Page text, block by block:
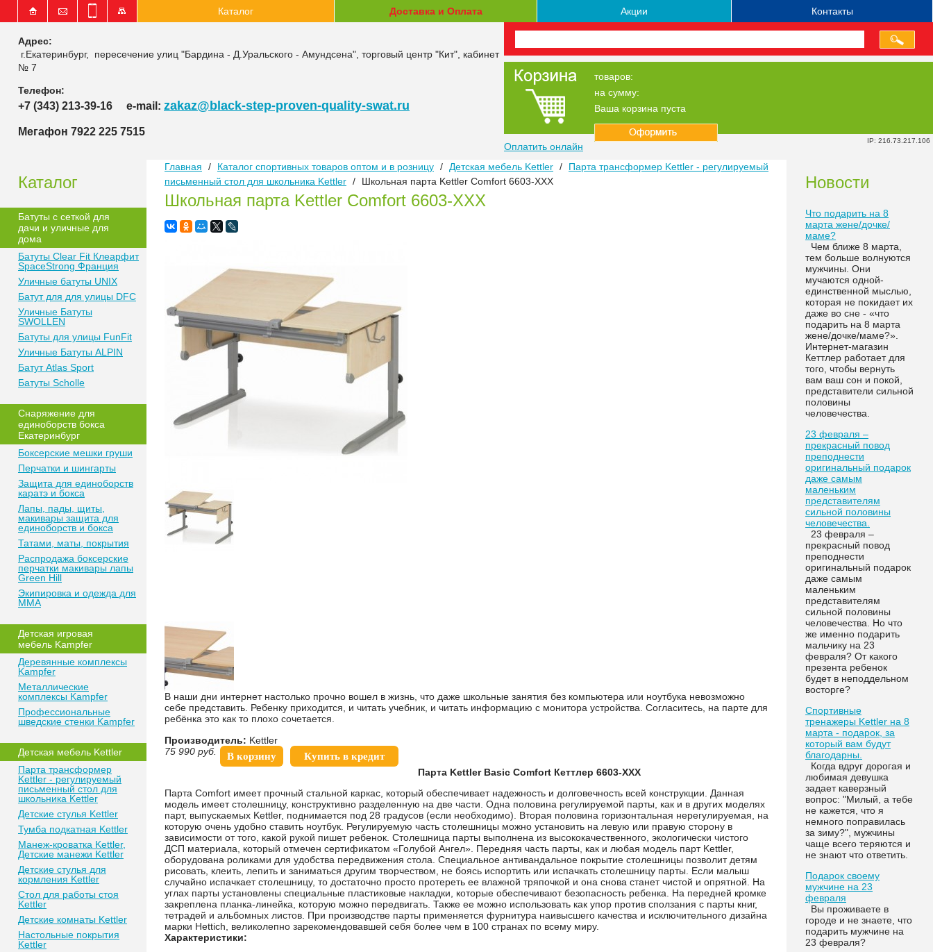
IP: 216.73.217.106
Каталог Доставка и Оплата Акции Контакты
Адрес:
г.Екатеринбург, пересечение улиц "Бардина - Д.Уральского - Амундсена", торговый центр "Кит", кабинет
№ 7
Телефон:
+7 (343) 213-39-16 e-mail: zakaz@black-step-proven-quality-swat.ru
Мегафон 7922 225 7515
товаров:
на сумму:
Ваша корзина пуста
Оплатить онлайн
Каталог
Батуты с сеткой для
дачи и уличные для
дома
Батуты Clear Fit Клеарфит
SpaceStrong Франция
Уличные батуты UNIX
Батут для для улицы DFC
Уличные Батуты
SWOLLEN
Батуты для улицы FunFit
Уличные Батуты ALPIN
Батут Atlas Sport
Батуты Scholle
Снаряжение для
единоборств бокса
Екатеринбург
Боксерские мешки груши
Перчатки и шингарты
Защита для единоборств
каратэ и бокса
Лапы, пады, щиты,
макивары защита для
единоборств и бокса
Татами, маты, покрытия
Распродажа боксерские
перчатки макивары лапы
Green Hill
Экипировка и одежда для
MMA
Детская игровая
мебель Kampfer
Деревянные комплексы
Kampfer
Металлические
комплексы Kampfer
Профессиональные
шведские стенки Kampfer
Детская мебель Kettler
Парта трансформер
Kettler - регулируемый
письменный стол для
школьника Kettler
Детские стулья Kettler
Тумба подкатная Kettler
Манеж-кроватка Kettler,
Детские манежи Kettler
Детские стулья для
кормления Kettler
Стол для работы стоя
Kettler
Детские комнаты Kettler
Настольные покрытия
Kettler
Главная / Каталог спортивных товаров оптом и в розницу / Детская мебель Kettler /
Парта трансформер Kettler - регулируемый
письменный стол для школьника Kettler / Школьная парта Kettler Comfort 6603-XXX
Школьная парта Kettler Comfort 6603-XXX
В наши дни интернет настолько прочно вошел в жизнь, что даже школьные занятия без компьютера или ноутбука невозможно
себе представить. Ребенку приходится, и читать учебник, и читать информацию с монитора устройства. Согласитесь, на парте для
ребёнка это как то плохо сочетается.
Производитель: Kettler
75 990 руб. В корзину
Купить в кредит
Парта Kettler Basic Comfort Кеттлер 6603-XXX
Парта Comfort имеет прочный стальной каркас, который обеспечивает надежность и долговечность всей конструкции. Данная
модель имеет столешницу, конструктивно разделенную на две части. Одна половина регулируемой парты, как и в других моделях
парт, выпускаемых Kettler, поднимается под 28 градусов (если необходимо). Вторая половина горизонтальная нерегулируемая, на
которую очень удобно ставить ноутбук. Регулируемую часть столешницы можно установить на левую или правую сторону в
зависимости от того, какой рукой пишет ребенок. Столешница парты выполнена из высококачественного, экологически чистого
ДСП материала, который отмечен сертификатом «Голубой Ангел». Передняя часть парты, как и любая модель парт Kettler,
оборудована роликами для удобства передвижения стола. Специальное антивандальное покрытие столешницы позволит детям
рисовать, клеить, лепить и заниматься другим творчеством, не боясь испортить или испачкать столешницу парты. Если малыш
случайно испачкает столешницу, то достаточно просто протереть ее влажной тряпочкой и она снова станет чистой и опрятной. На
углах парты установлены специальные пластиковые накладки, которые обеспечивают безопасность ребенка. На передней кромке
закреплена планка-линейка, которую можно передвигать. Также ее можно использовать как упор против сползания с парты книг,
тетрадей и альбомных листов. При производстве парты применяется фурнитура наивысшего качества и исключительного дизайна
марки Hettich, великолепно зарекомендовавшей себя более чем в 100 странах по всему миру.
Характеристики:
Новости
Что подарить на 8
марта жене/дочке/
маме?
Чем ближе 8 марта,
тем больше волнуются
мужчины. Они
мучаются одной-
единственной мыслью,
которая не покидает их
даже во сне - «что
подарить на 8 марта
жене/дочке/маме?».
Интернет-магазин
Кеттлер работает для
того, чтобы вернуть
вам ваш сон и покой,
представители сильной
половины
человечества.
23 февраля –
прекрасный повод
преподнести
оригинальный подарок
даже самым
маленьким
представителям
сильной половины
человечества.
23 февраля –
прекрасный повод
преподнести
оригинальный подарок
даже самым
маленьким
представителям
сильной половины
человечества. Но что
же именно подарить
мальчику на 23
февраля? От какого
презента ребенок
будет в неподдельном
восторге?
Спортивные
тренажеры Kettler на 8
марта - подарок, за
который вам будут
благодарны.
Когда вдруг дорогая и
любимая девушка
задает каверзный
вопрос: "Милый, а тебе
не кажется, что я
немного поправилась
за зиму?", мужчины
чаще всего теряются и
не знают что ответить.
Подарок своему
мужчине на 23
февраля
Вы проживаете в
городе и не знаете, что
подарить мужчине на
23 февраля?